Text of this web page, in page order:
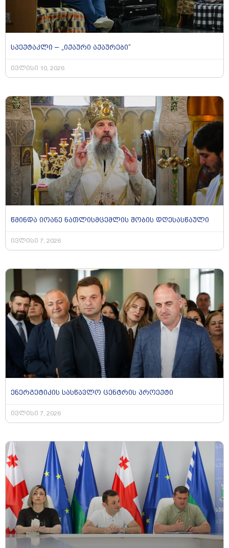
სპექტაკლი – „იქაური აქაურები“
ივლისი 10, 2026
წმინდა იოანე ნათლისმცემლის შობის დღესასწაული
ივლისი 7, 2026
ენერგეტიკის სასწავლო ცენტრის პროექტი
ივლისი 7, 2026